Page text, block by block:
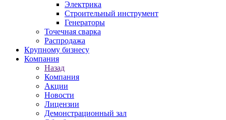
Электрика
Строительный инструмент
Генераторы
Точечная сварка
Распродажа
Крупному бизнесу
Компания
Назад
Компания
Акции
Новости
Лицензии
Демонстрационный зал